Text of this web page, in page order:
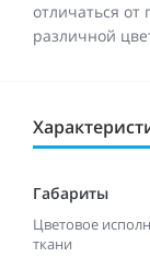
отличаться от
различной
Габариты
Цветовое
ткани